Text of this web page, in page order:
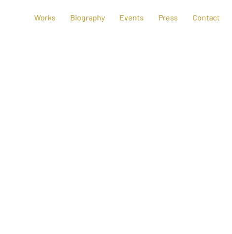
Works Biography Events Press Contact